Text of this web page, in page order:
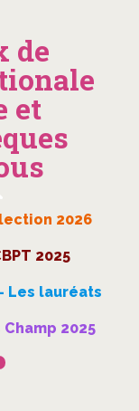
de
et
2026
2025
Les lauréats
2025